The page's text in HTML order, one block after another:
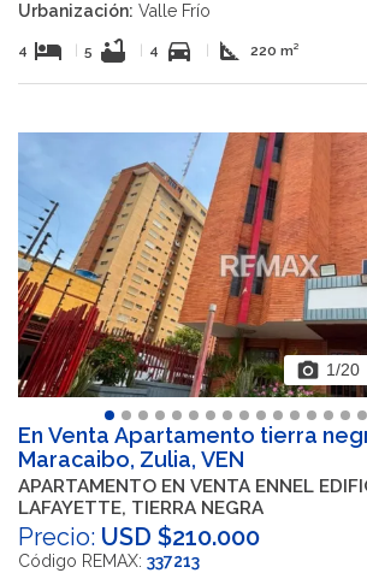
Urbanización: Valle Frío
4 hotel 5 bathtub 4 directions_car square_foot 220 m²
photo_camera 1/20
En Venta Apartamento tierra
Maracaibo, Zulia, VEN
APARTAMENTO EN VENTA ENNEL
LAFAYETTE, TIERRA NEGRA
Precio: USD $210.000
Código REMAX: 337213